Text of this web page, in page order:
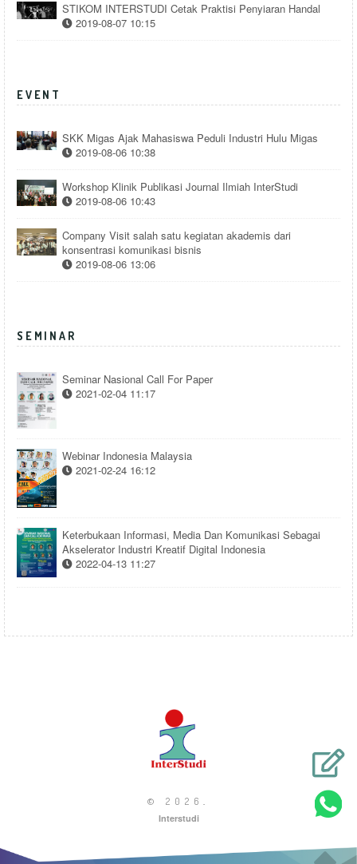
STIKOM INTERSTUDI Cetak Praktisi Penyiaran Handal
2019-08-07 10:15
EVENT
SKK Migas Ajak Mahasiswa Peduli Industri Hulu Migas
2019-08-06 10:38
Workshop Klinik Publikasi Journal Ilmiah InterStudi
2019-08-06 10:43
Company Visit salah satu kegiatan akademis dari
konsentrasi komunikasi bisnis
2019-08-06 13:06
SEMINAR
Seminar Nasional Call For Paper
2021-02-04 11:17
Webinar Indonesia Malaysia
2021-02-24 16:12
Keterbukaan Informasi, Media Dan Komunikasi Sebagai
Akselerator Industri Kreatif Digital Indonesia
2022-04-13 11:27
© 2026 .
Interstudi